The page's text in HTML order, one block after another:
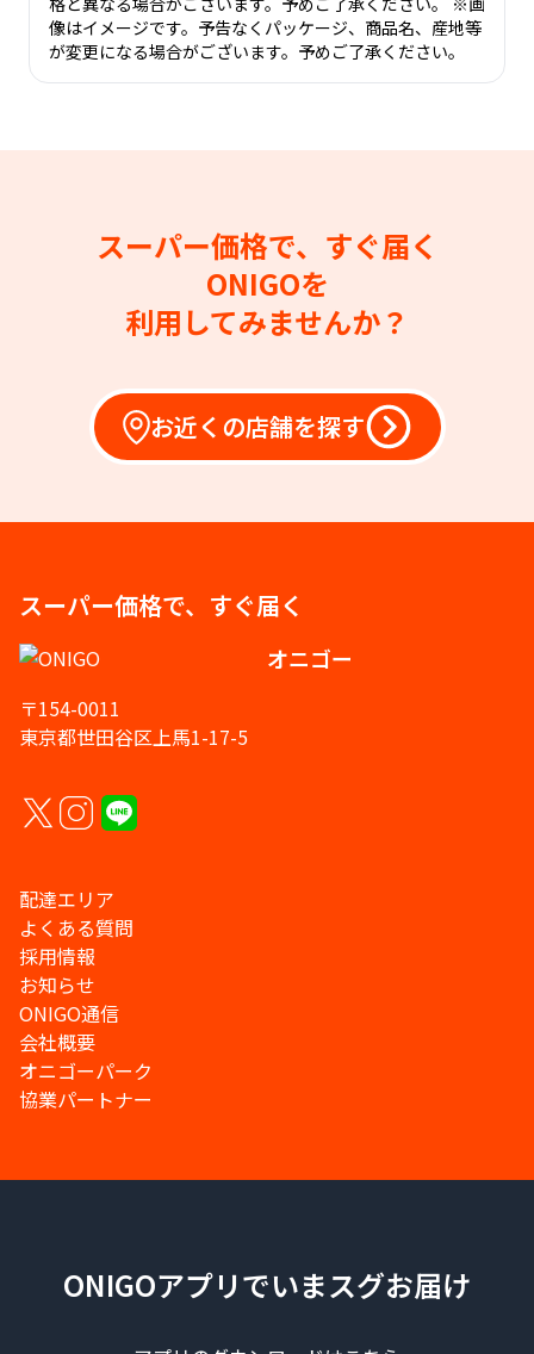
像はイメージです。予告なくパッケージ、商品名、産地等
が変更になる場合がございます。予めご了承ください。
スーパー価格で、すぐ届く
ONIGOを
利用してみませんか？
お近くの店舗を探す
スーパー価格で、すぐ届く
オニゴー
〒154-0011
東京都世田谷区上馬1-17-5
配達エリア
よくある質問
採用情報
お知らせ
ONIGO通信
会社概要
オニゴーパーク
協業パートナー
ONIGOアプリでいまスグお届け